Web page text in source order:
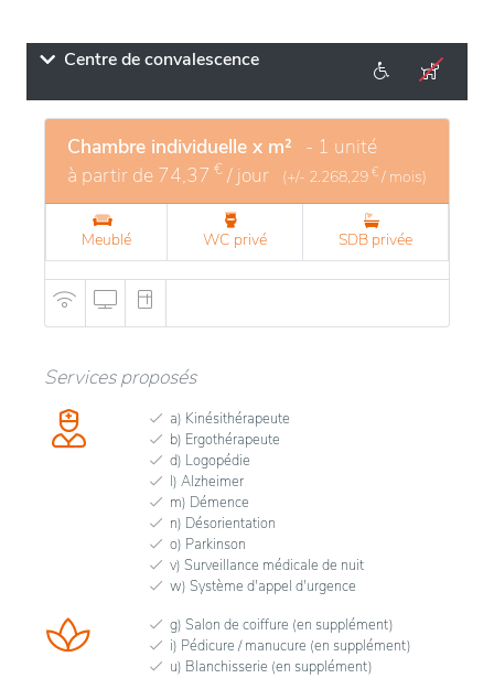
Centre de convalescence
Chambre individuelle x m² - 1 unité
à partir de 74,37 € / jour (+/- 2.268,29 € / mois)
Meublé WC privé SDB privée
Services proposés
a) Kinésithérapeute
b) Ergothérapeute
d) Logopédie
l) Alzheimer
m) Démence
n) Désorientation
o) Parkinson
v) Surveillance médicale de nuit
w) Système d'appel d'urgence
g) Salon de coiffure (en supplément)
i) Pédicure / manucure (en supplément)
u) Blanchisserie (en supplément)